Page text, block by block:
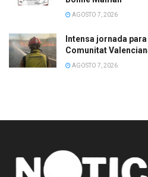
AGOSTO 7, 2026
Intensa jornada
Comunitat
AGOSTO 7, 2026